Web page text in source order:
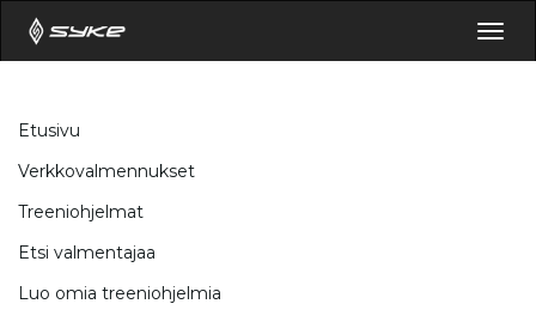
Etusivu
Verkkovalmennukset
Treeniohjelmat
Etsi valmentajaa
Luo omia treeniohjelmia